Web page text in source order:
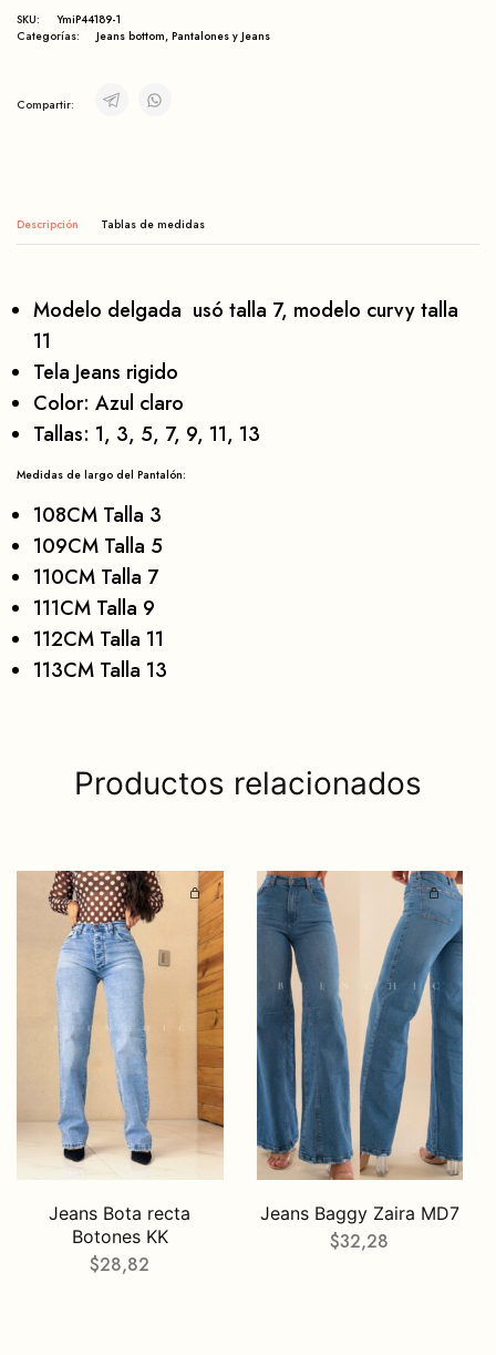
SKU:
YmiP44189-1
Categorías:
Jeans bottom, Pantalones y Jeans
Compartir:
Descripción
Modelo delgada usó talla 7, modelo curvy talla
11
Tela Jeans rigido
Color: Azul claro
Tallas: 1, 3, 5, 7, 9, 11, 13
Medidas de largo del Pantalón:
108CM Talla 3
109CM Talla 5
110CM Talla 7
111CM Talla 9
112CM Talla 11
113CM Talla 13
Productos relacionados
Jeans Bota recta
Botones KK
$28,82
Jeans Baggy Zaira MD7
$32,28